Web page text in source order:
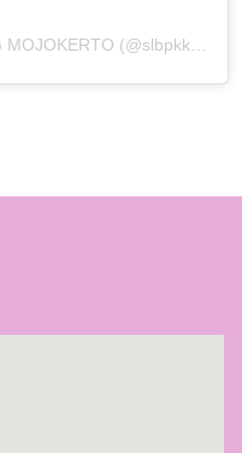
A post shared by SLB PKK GEDEG MOJOKERTO (@slbpkkgedeg)